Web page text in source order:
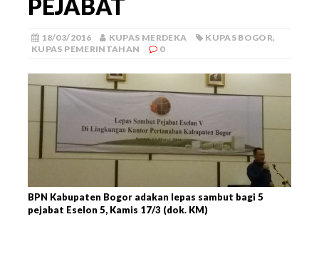
PEJABAT
18/03/2016 KUPAS MERDEKA KUPAS BOGOR,
KUPAS PEMERINTAHAN
0
BPN Kabupaten Bogor adakan lepas sambut bagi 5
pejabat Eselon 5, Kamis 17/3 (dok. KM)